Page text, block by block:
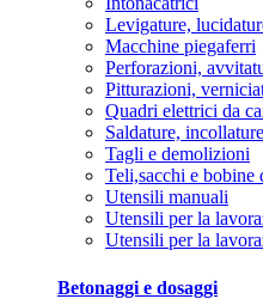
Levigature,
Macchine piegaferri
Perforazioni,
Pitturazioni,
Quadri elettrici da
Saldature, incollature
Tagli e demolizioni
Teli,sacchi e bobine
Utensili manuali
Utensili per la
Utensili per la
Betonaggi e dosaggi